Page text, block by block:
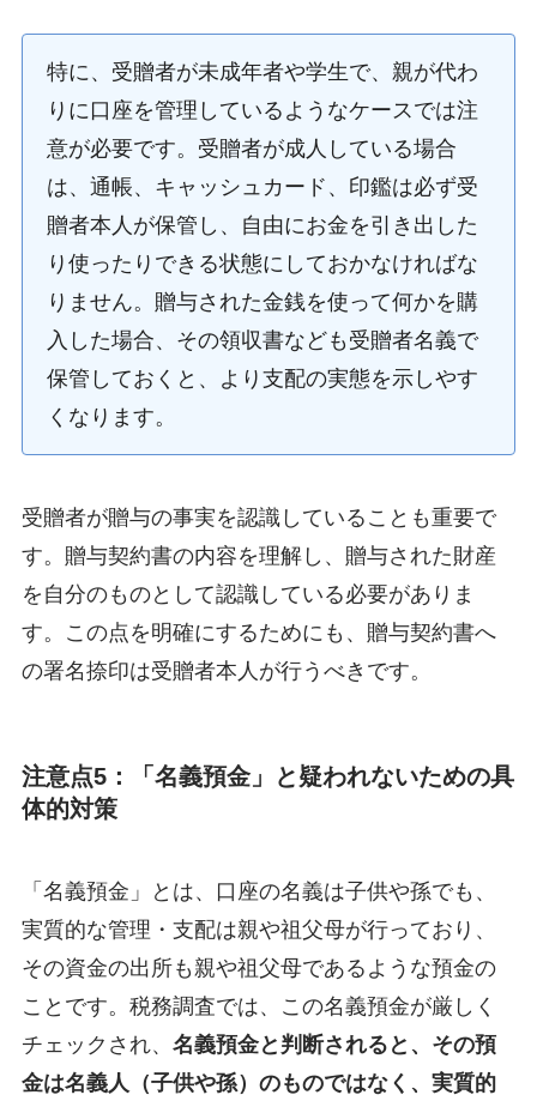
特に、受贈者が未成年者や学生で、親が代わ
りに口座を管理しているようなケースでは注
意が必要です。受贈者が成人している場合
は、通帳、キャッシュカード、印鑑は必ず受
贈者本人が保管し、自由にお金を引き出した
り使ったりできる状態にしておかなければな
りません。贈与された金銭を使って何かを購
入した場合、その領収書なども受贈者名義で
保管しておくと、より支配の実態を示しやす
くなります。
受贈者が贈与の事実を認識していることも重要で
す。贈与契約書の内容を理解し、贈与された財産
を自分のものとして認識している必要がありま
す。この点を明確にするためにも、贈与契約書へ
の署名捺印は受贈者本人が行うべきです。
注意点5：「名義預金」と疑われないための具
体的対策
「名義預金」とは、口座の名義は子供や孫でも、
実質的な管理・支配は親や祖父母が行っており、
その資金の出所も親や祖父母であるような預金の
ことです。税務調査では、この名義預金が厳しく
チェックされ、 名義預金と判断されると、その預
金は名義人（子供や孫）のものではなく、実質的